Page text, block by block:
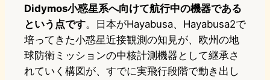
Didymos小惑星系へ向けて航行中の機器である
という点です。日本がHayabusa、Hayabusa2で
培ってきた小惑星近接観測の知見が、欧州の地
球防衛ミッションの中核計測機器として継承さ
れていく構図が、すでに実飛行段階で動き出し